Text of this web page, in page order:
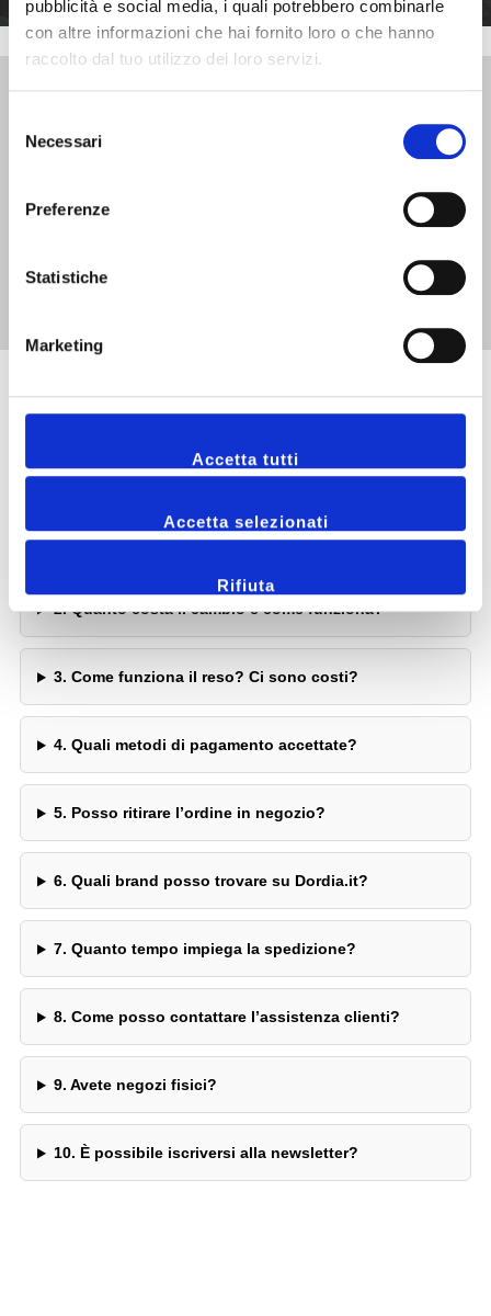
pubblicità e social media, i quali potrebbero combinarle
con altre informazioni che hai fornito loro o che hanno
raccolto dal tuo utilizzo dei loro servizi.
delNecessari
Preferenze
Statistiche
Marketing
Accetta tutti
Accetta selezionati
Rifiuta
1. Quali sono le opzioni di spedizione e i relativi
costi?
2. Quanto costa il cambio e come funziona?
3. Come funziona il reso? Ci sono costi?
4. Quali metodi di pagamento accettate?
5. Posso ritirare l’ordine in negozio?
6. Quali brand posso trovare su Dordia.it?
7. Quanto tempo impiega la spedizione?
8. Come posso contattare l’assistenza clienti?
9. Avete negozi fisici?
10. È possibile iscriversi alla newsletter?